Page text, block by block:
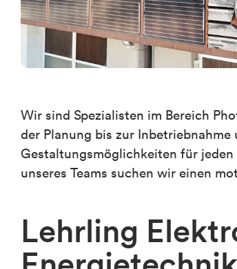
Wir sind Spezialisten im Bereich
der Planung bis zur
Gestaltungsmöglichkeiten für
unseres Teams suchen wir einen
Lehrling